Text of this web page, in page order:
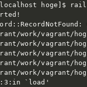
hoge]$
work/vagrant/
work/vagrant/
work/vagrant/
work/vagrant/
work/vagrant/
`load'